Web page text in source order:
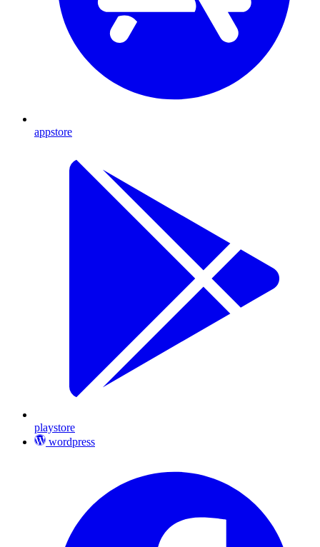
appstore
playstore
wordpress